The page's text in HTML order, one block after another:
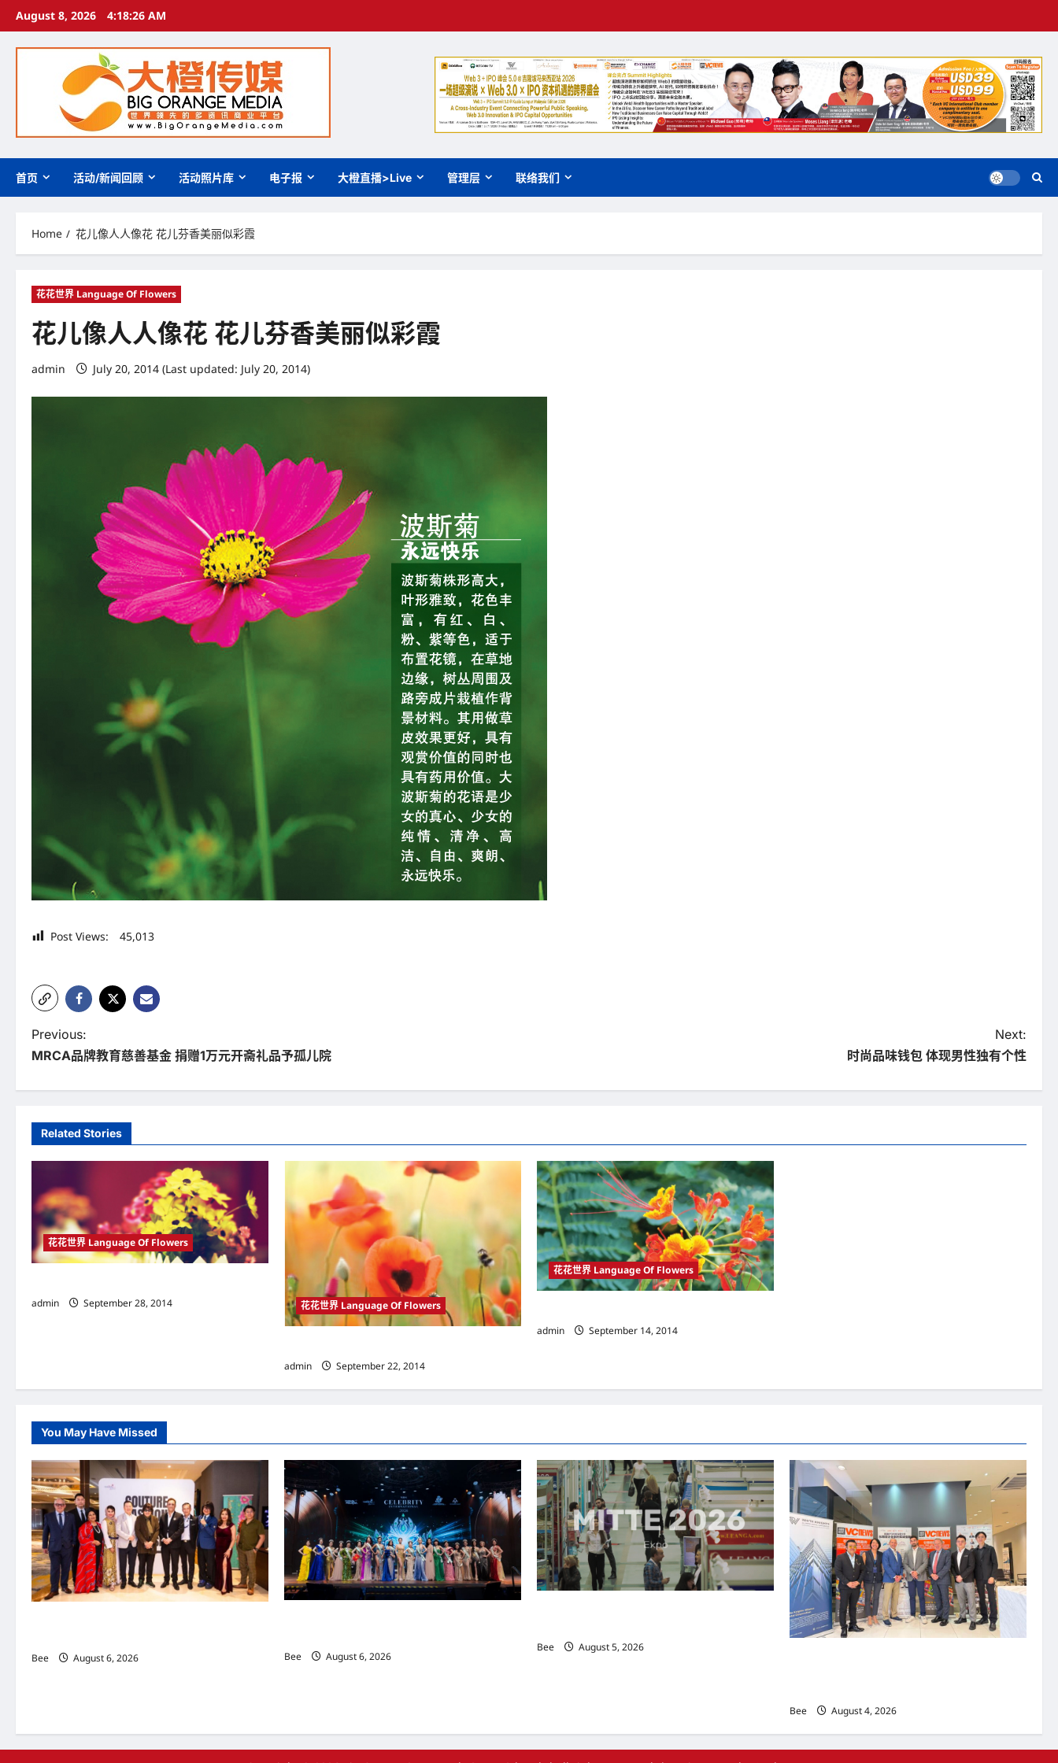
Skip
content
August 8, 2026 4:18:27 AM
首页 活动/新闻回顾 活动照片库 电子报 大橙直播>Live 管理层 联络我们
Home 花儿像人人像花 花儿芬香美丽似彩霞
花花世界 Language Of Flowers
花儿像人人像花 花儿芬香美丽似彩霞
admin July 20, 2014 (Last updated: July 20, 2014)
Post Views: 45,013
P
o
s
t
n
v
g
Previous:
MRCA品牌教育慈善基金 捐赠1万元开斋礼品予孤儿院
Next:
时尚品味钱包 体现男性独有个性
Related Stories
花花世界 Language Of Flowers
admin
September 28, 2014 花花世界 Language Of Flowers
admin
September 22, 2014
花花世界 Language Of Flowers
admin
September 14, 2014
You May Have Missed
Bee
August 6, 2026
Bee
August 6, 2026
Bee
August 5, 2026
Bee
August 4, 2026